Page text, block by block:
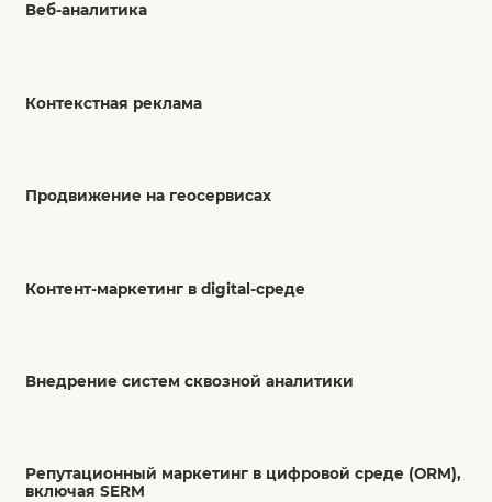
Веб-аналитика
Контекстная реклама
Продвижение на геосервисах
Контент-маркетинг в digital-среде
Внедрение систем сквозной аналитики
Репутационный маркетинг в цифровой среде (ORM),
включая SERM